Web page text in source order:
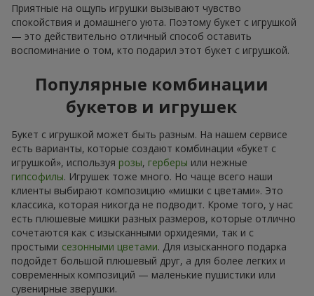
Приятные на ощупь игрушки вызывают чувство
спокойствия и домашнего уюта. Поэтому букет с игрушкой
— это действительно отличный способ оставить
воспоминание о том, кто подарил этот букет с игрушкой.
Популярные комбинации
букетов и игрушек
Букет с игрушкой может быть разным. На нашем сервисе
есть варианты, которые создают комбинации «букет с
игрушкой», используя розы, герберы или нежные
гипсофилы. Игрушек тоже много. Но чаще всего наши
клиенты выбирают композицию «мишки с цветами». Это
классика, которая никогда не подводит. Кроме того, у нас
есть плюшевые мишки разных размеров, которые отлично
сочетаются как с изысканными орхидеями, так и с
простыми сезонными цветами. Для изысканного подарка
подойдет большой плюшевый друг, а для более легких и
современных композиций — маленькие пушистики или
сувенирные зверушки.